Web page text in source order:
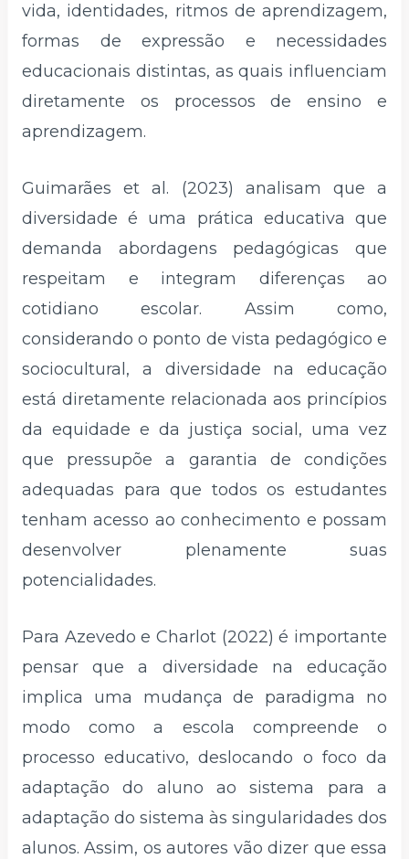
vida, identidades, ritmos de aprendizagem,
formas de expressão e necessidades
educacionais distintas, as quais influenciam
diretamente os processos de ensino e
aprendizagem.
Guimarães et al. (2023) analisam que a
diversidade é uma prática educativa que
demanda abordagens pedagógicas que
respeitam e integram diferenças ao
cotidiano escolar. Assim como,
considerando o ponto de vista pedagógico e
sociocultural, a diversidade na educação
está diretamente relacionada aos princípios
da equidade e da justiça social, uma vez
que pressupõe a garantia de condições
adequadas para que todos os estudantes
tenham acesso ao conhecimento e possam
desenvolver plenamente suas
potencialidades.
Para Azevedo e Charlot (2022) é importante
pensar que a diversidade na educação
implica uma mudança de paradigma no
modo como a escola compreende o
processo educativo, deslocando o foco da
adaptação do aluno ao sistema para a
adaptação do sistema às singularidades dos
alunos. Assim, os autores vão dizer que essa